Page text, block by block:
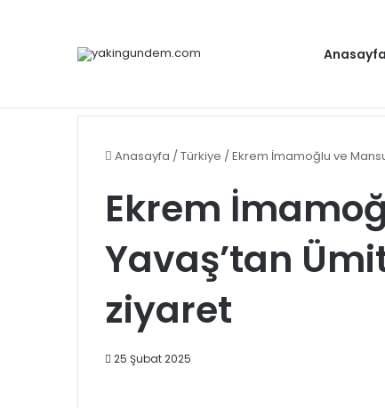
Anasayfa
Anasayfa /Türkiye /Ekrem İmamoğlu ve
Ekrem
Yavaş’tan
ziyaret
25 Şubat 2025